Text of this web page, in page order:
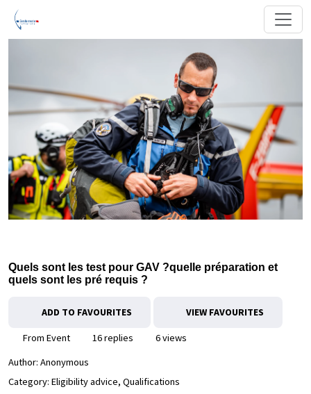
Quels sont les test pour GAV ?quelle préparation et
quels sont les pré requis ?
ADD TO FAVOURITES VIEW FAVOURITES
From Event 16 replies
6 views
Author: Anonymous
Category: Eligibility advice, Qualifications